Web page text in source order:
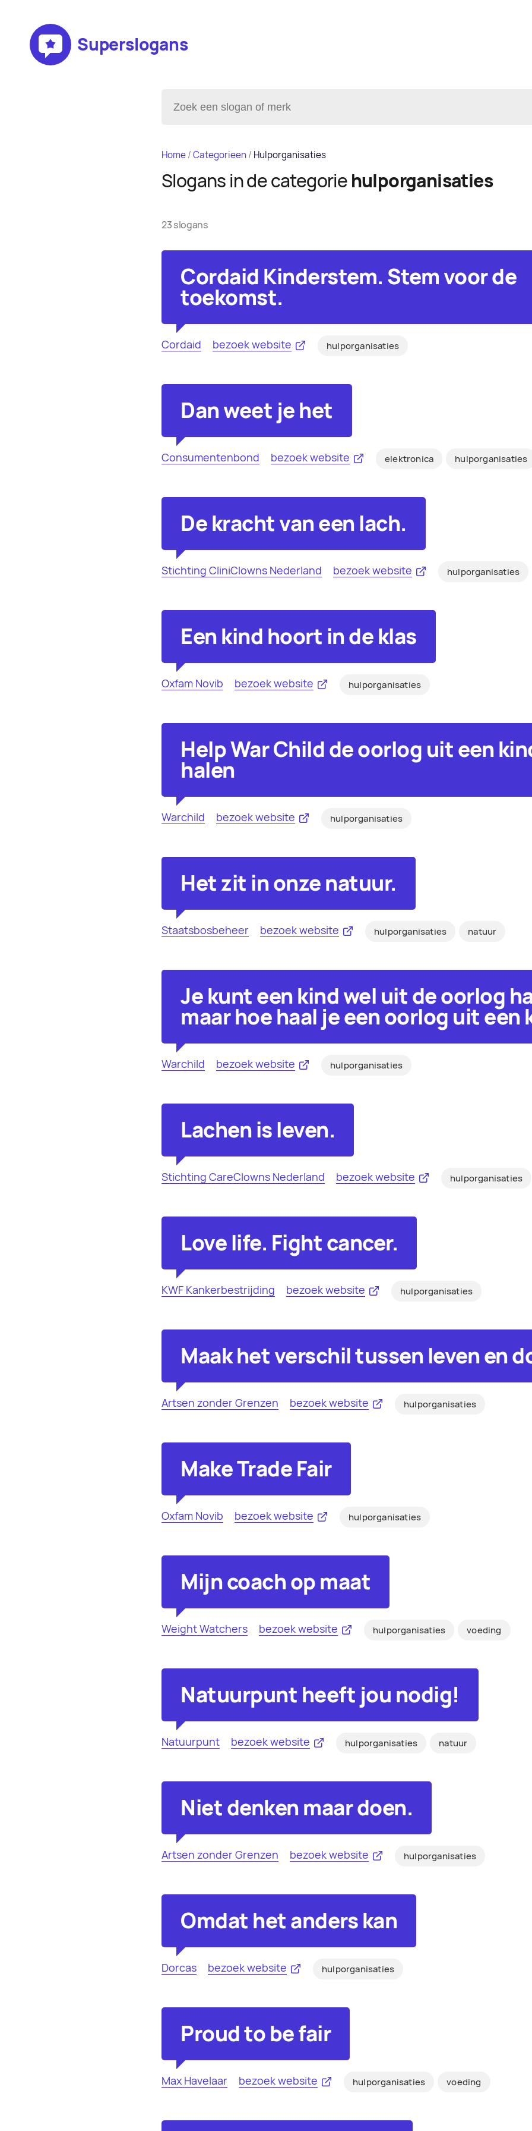
Superslogans
Home/Categorieen/ Hulporganisaties
Slogans in de categorie hulporganisaties
23 slogans
Cordaid Kinderstem. Stem voor de
toekomst.
Cordaid bezoek website hulporganisaties
Dan weet je het
Consumentenbond bezoek website elektronica hulporganisaties
De kracht van een lach.
Stichting CliniClowns Nederland bezoek website hulporganisaties
Een kind hoort in de klas
Oxfam Novib bezoek website hulporganisaties
Help War Child de oorlog uit een
halen
Warchild bezoek website hulporganisaties
Het zit in onze natuur.
Staatsbosbeheer bezoek website hulporganisaties natuur
Je kunt een kind wel uit de oorlog
maar hoe haal je een oorlog uit een
Warchild bezoek website hulporganisaties
Lachen is leven.
Stichting CareClowns Nederland bezoek website hulporganisaties
Love life. Fight cancer.
KWF Kankerbestrijding bezoek website hulporganisaties
Maak het verschil tussen leven en
Artsen zonder Grenzen bezoek website hulporganisaties
Make Trade Fair
Oxfam Novib bezoek website hulporganisaties
Mijn coach op maat
Weight Watchers bezoek website hulporganisaties voeding
Natuurpunt heeft jou nodig!
Natuurpunt bezoek website hulporganisaties natuur
Niet denken maar doen.
Artsen zonder Grenzen bezoek website hulporganisaties
Omdat het anders kan
Dorcas bezoek website hulporganisaties
Proud to be fair
Max Havelaar bezoek website hulporganisaties voeding